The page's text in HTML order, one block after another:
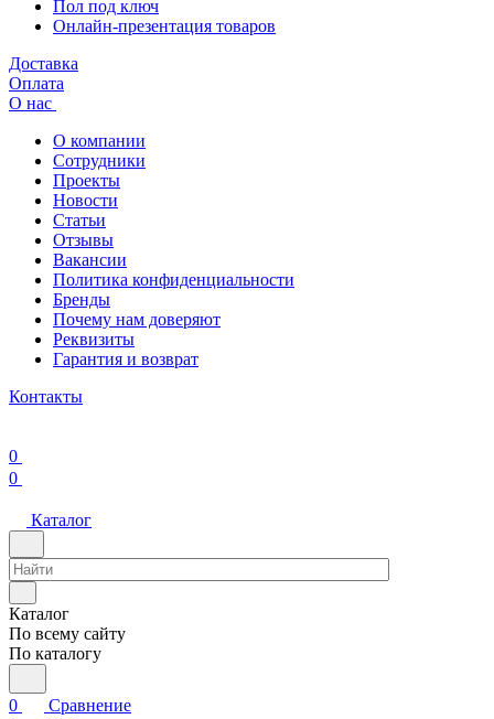
Пол под ключ
Онлайн-презентация товаров
Доставка
Оплата
О нас
О компании
Сотрудники
Проекты
Новости
Статьи
Отзывы
Вакансии
Политика конфиденциальности
Бренды
Почему нам доверяют
Реквизиты
Гарантия и возврат
Контакты
0
0
Каталог
Каталог
По всему сайту
По каталогу
0
Сравнение